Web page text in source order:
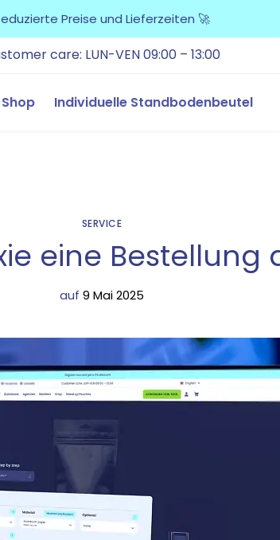
Preise und Lieferzeiten 🚀
care: LUN-VEN 09:00 – 13:00
Shop Individuelle Standbodenbeutel
SERVICE
eine
auf 9 Mai 2025